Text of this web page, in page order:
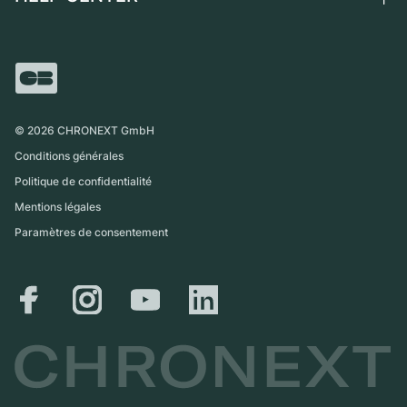
International
Magazine
Retrait sur place
© 2026 CHRONEXT GmbH
Conditions générales
Politique de confidentialité
Mentions légales
Paramètres de consentement